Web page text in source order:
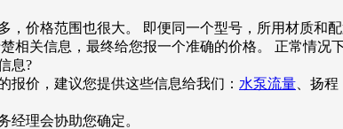
，价格范围也很大。 即便同一个型号，所用材质和
相关信息，最终给您报一个准确的价格。 正常情况
息?
报价，建议您提供这些信息给我们： 水泵流量 、扬
经理会协助您确定。